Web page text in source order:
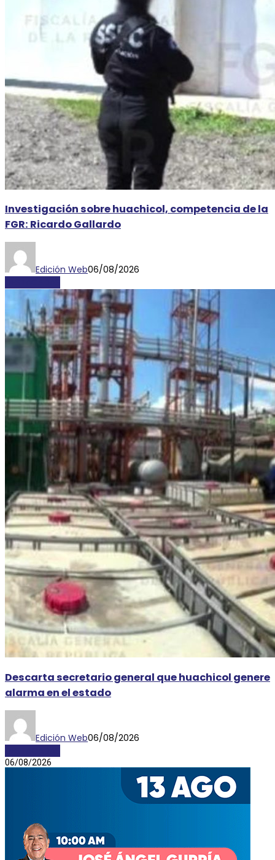
Investigación sobre huachicol, competencia de la
FGR: Ricardo Gallardo
Edición Web06/08/2026
Descarta secretario general que huachicol genere
alarma en el estado
Edición Web06/08/2026
06/08/2026